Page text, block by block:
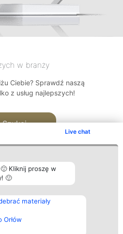
Live chat
Kliknij proszę w
🙂
materiały
Orłów
w branży
Ciebie? Sprawdź naszą
z usług najlepszych!
Szukaj
wszystkich
Kontakt
Kontakt